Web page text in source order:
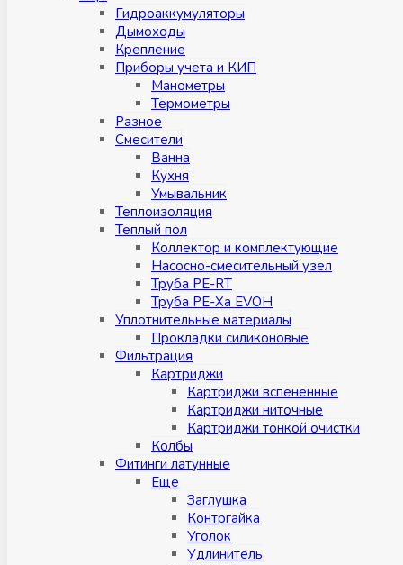
Гидроаккумуляторы
Дымоходы
Крепление
Приборы учета и КИП
Манометры
Термометры
Разное
Смесители
Ванна
Кухня
Умывальник
Теплоизоляция
Теплый пол
Коллектор и комплектующие
Насосно-смесительный узел
Труба PE-RT
Труба PE-Xa EVOH
Уплотнительные материалы
Прокладки силиконовые
Фильтрация
Картриджи
Картриджи вспененные
Картриджи ниточные
Картриджи тонкой очистки
Колбы
Фитинги латунные
Eщe
Заглушка
Контргайка
Уголок
Удлинитель